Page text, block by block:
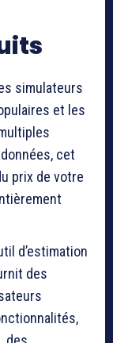
simulateurs
et les
cet
prix de votre
d’estimation
des